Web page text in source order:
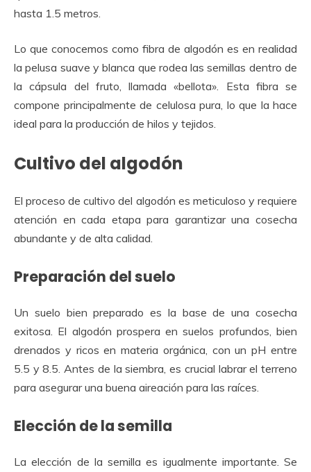
hasta 1.5 metros.
Lo que conocemos como fibra de algodón es en realidad
la pelusa suave y blanca que rodea las semillas dentro de
la cápsula del fruto, llamada «bellota». Esta fibra se
compone principalmente de celulosa pura, lo que la hace
ideal para la producción de hilos y tejidos.
Cultivo del algodón
Elproceso de cultivo del algodón es meticuloso y requiere
atención en cada etapa para garantizar una cosecha
abundante y de alta calidad.
Preparación del suelo
Un suelo bien preparado es la base de una cosecha
exitosa. El algodón prospera ensuelos profundos, bien
drenados y ricos en materia orgánica, con un pH entre
5.5 y 8.5. Antes de la siembra, es crucial labrar el terreno
para asegurar una buena aireación para las raíces.
Elección de la semilla
La elección de la semilla es igualmente importante. Se